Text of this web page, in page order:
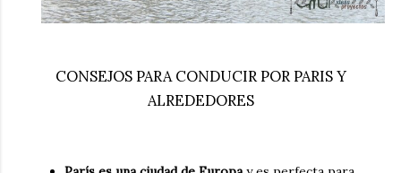
CONSEJOS PARA CONDUCIR POR PARIS Y
ALREDEDORES